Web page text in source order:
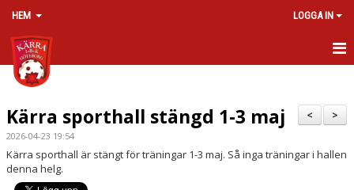
HEM LOGGA IN
HEM
VÅRA LAG/TRÄNARE
NYHETER
MEDLEMSAVGIFTER 2026/2027
>
<
Kärra sporthall stängd 1-3 maj
2026-04-23 19:54
Kärra sporthall är stängt för träningar 1-3 maj. Så inga träningar i hallen
denna helg.